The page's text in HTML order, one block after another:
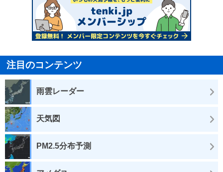
注目のコンテンツ
雨雲レーダー
天気図
PM2.5分布予測